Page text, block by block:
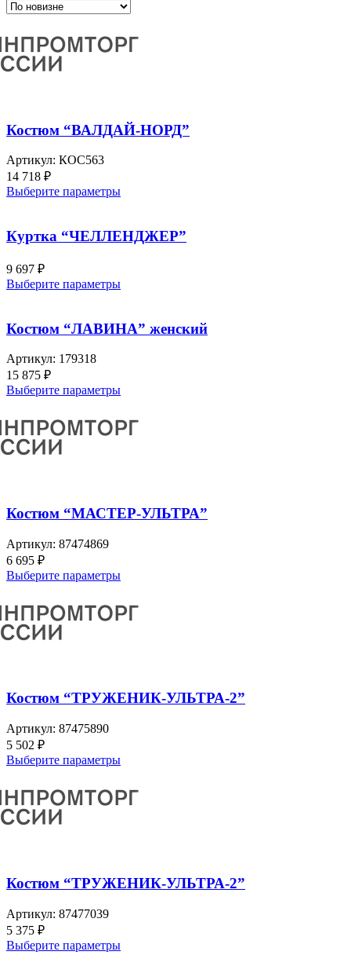
Костюм “ВАЛДАЙ-НОРД”
Артикул: КОС563
14 718 ₽
Выберите параметры
Куртка “ЧЕЛЛЕНДЖЕР”
9 697 ₽
Выберите параметры
Костюм “ЛАВИНА” женский
Артикул: 179318
15 875 ₽
Выберите параметры
Костюм “МАСТЕР-УЛЬТРА”
Артикул: 87474869
6 695 ₽
Выберите параметры
Костюм “ТРУЖЕНИК-УЛЬТРА-2”
Артикул: 87475890
5 502 ₽
Выберите параметры
Костюм “ТРУЖЕНИК-УЛЬТРА-2”
Артикул: 87477039
5 375 ₽
Выберите параметры